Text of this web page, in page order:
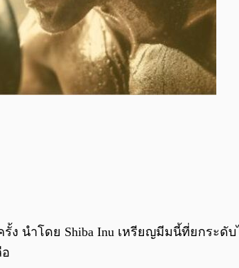
นำโดย Shiba Inu เหรียญมีมนี้ที่ยกระดั